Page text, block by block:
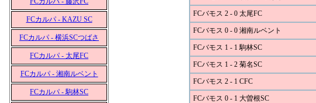
FCカルパ - KAZU SC
FCカルパ - 横浜SCつばさ
FCカルパ - 太尾FC
FCカルパ - 湘南ルベント
FCカルパ - 駒林SC
FCバモス 2 - 0 太尾FC
FCバモス 0 - 0 湘南ルベント
FCバモス 1 - 1 駒林SC
FCバモス 1 - 2 菊名SC
FCバモス 2 - 1 CFC
FCバモス 0 - 1 大曽根SC